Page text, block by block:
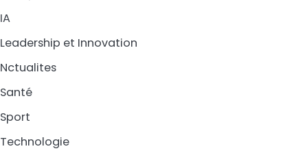
IA
Leadership et Innovation
Nctualites
Santé
Sport
Technologie